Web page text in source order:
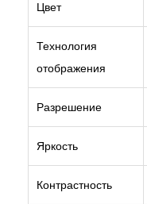
Цвет
Технология
отображения
Разрешение
Яркость
Контрастность